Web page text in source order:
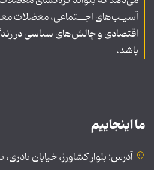
آسیـب‌های اجــتماعی، معضلات
اقتصادی و چالش‌های سیاسی در
باشد.
ما اینجاییم
آدرس: بلوار کشاورز، خیابان